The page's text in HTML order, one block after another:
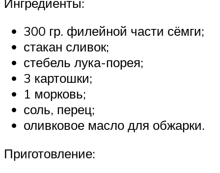
300 гр. филейной части сёмги;
стакан сливок;
стебель лука-порея;
3 картошки;
1 морковь;
соль, перец;
оливковое масло для обжарки.
Приготовление: